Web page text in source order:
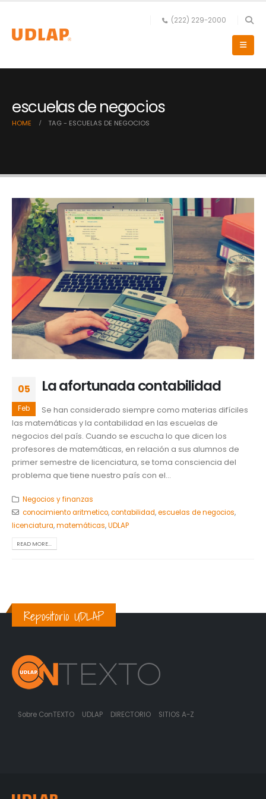
(222) 229-2000
escuelas de negocios
HOME TAG - ESCUELAS DE NEGOCIOS
05
Feb
La afortunada contabilidad
Se han considerado siempre como materias difíciles
las matemáticas y la contabilidad en las escuelas de
negocios del país. Cuando se escucha lo que dicen los
profesores de matemáticas, en relación a sus alumnos de
primer semestre de licenciatura, se toma consciencia del
problema que tiene nuestro país con el...
Negocios y finanzas
conocimiento aritmetico,contabilidad,escuelas de negocios,
licenciatura,matemáticas,UDLAP
READ MORE...
Repositorio UDLAP
Sobre ConTEXTO UDLAP DIRECTORIO SITIOS A-Z